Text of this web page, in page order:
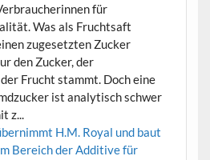
für
Was als Fruchtsaft
zugesetzten Zucker
den Zucker, der
Frucht stammt. Doch eine
ist analytisch schwer
z...
H.M. Royal und baut
Bereich der Additive für